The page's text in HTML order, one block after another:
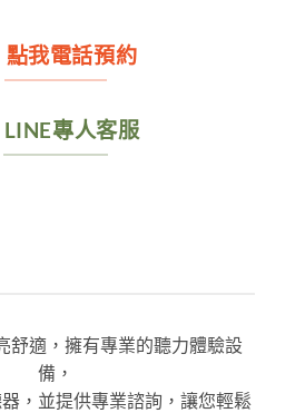
點我電話預約
LINE專人客服
舒適，擁有專業的聽力體驗設
備，
，並提供專業諮詢，讓您輕鬆